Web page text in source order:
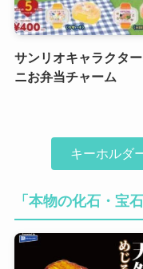
サンリオキャラクター
ニお弁当チャーム
キーホルダ
「本物の化石・宝